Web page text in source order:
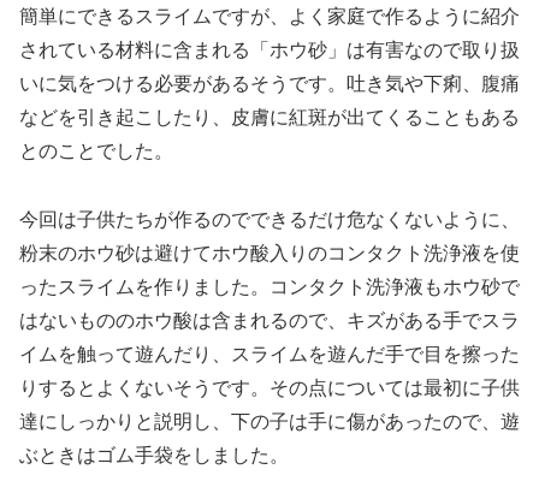
簡単にできるスライムですが、よく家庭で作るように紹介
されている材料に含まれる「ホウ砂」は有害なので取り扱
いに気をつける必要があるそうです。吐き気や下痢、腹痛
などを引き起こしたり、皮膚に紅斑が出てくることもある
とのことでした。
今回は子供たちが作るのでできるだけ危なくないように、
粉末のホウ砂は避けてホウ酸入りのコンタクト洗浄液を使
ったスライムを作りました。コンタクト洗浄液もホウ砂で
はないもののホウ酸は含まれるので、キズがある手でスラ
イムを触って遊んだり、スライムを遊んだ手で目を擦った
りするとよくないそうです。その点については最初に子供
達にしっかりと説明し、下の子は手に傷があったので、遊
ぶときはゴム手袋をしました。